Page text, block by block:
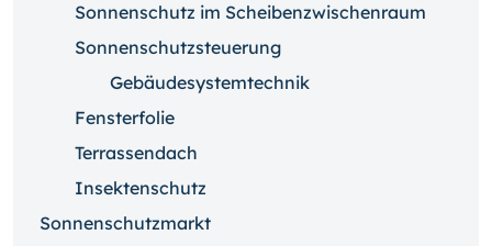
Sonnenschutz im Scheibenzwischenraum
Sonnenschutzsteuerung
Gebäudesystemtechnik
Fensterfolie
Terrassendach
Insektenschutz
Sonnenschutzmarkt